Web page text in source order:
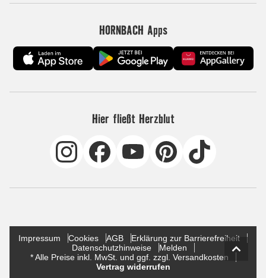
HORNBACH Apps
Hier fließt Herzblut
Impressum Cookies AGB
Erklärung zur Barrierefreiheit
Datenschutzhinweise
Melden
* Alle Preise inkl. MwSt. und ggf. zzgl. Versandkosten
Vertrag widerrufen